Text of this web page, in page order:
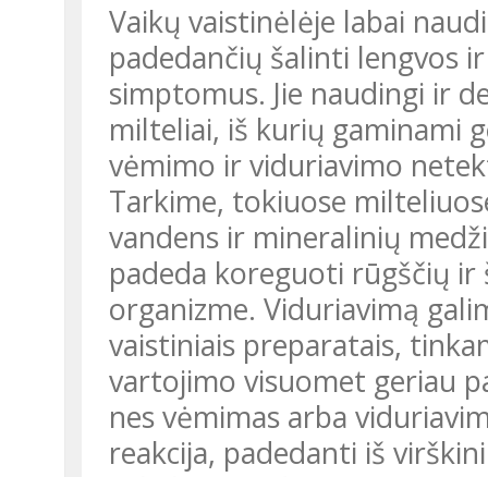
Vaikų vaistinėlėje labai naudinga turėti specialių mišinių,
padedančių šalinti lengvos
simptomus. Jie naudingi ir
milteliai, iš kurių gaminami
vėmimo ir viduriavimo
Tarkime, tokiuose
vandens ir mineralinių
padeda koreguoti rūgščių
organizme. Viduriavimą
vaistiniais preparatais,
vartojimo visuomet geriau
nes vėmimas arba
reakcija, padedanti iš